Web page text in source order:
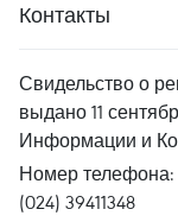
Контакты
Свидельство о
выдано 11
Информации и
Номер телефона:
(024) 39411348